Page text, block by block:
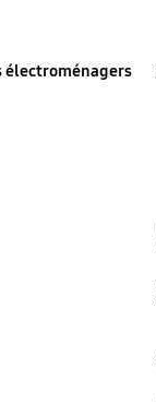
électroménagers